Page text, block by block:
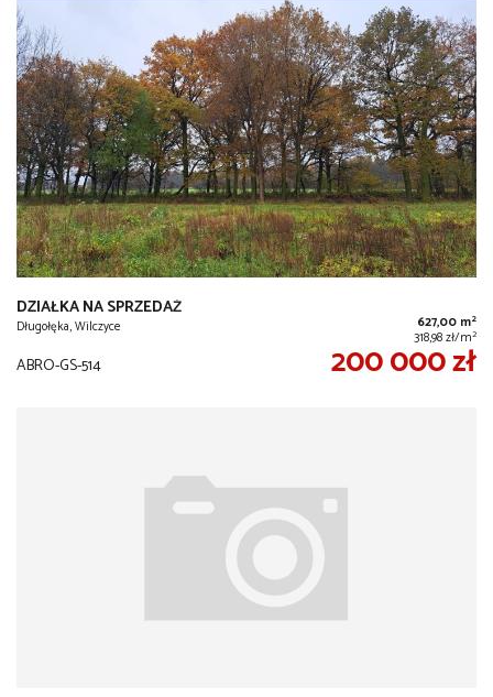
DZIAŁKA NA SPRZEDAŻ
Długołęka, Wilczyce 627,00 m2
318,98 zł/m2
ABRO-GS-514 200 000 zł